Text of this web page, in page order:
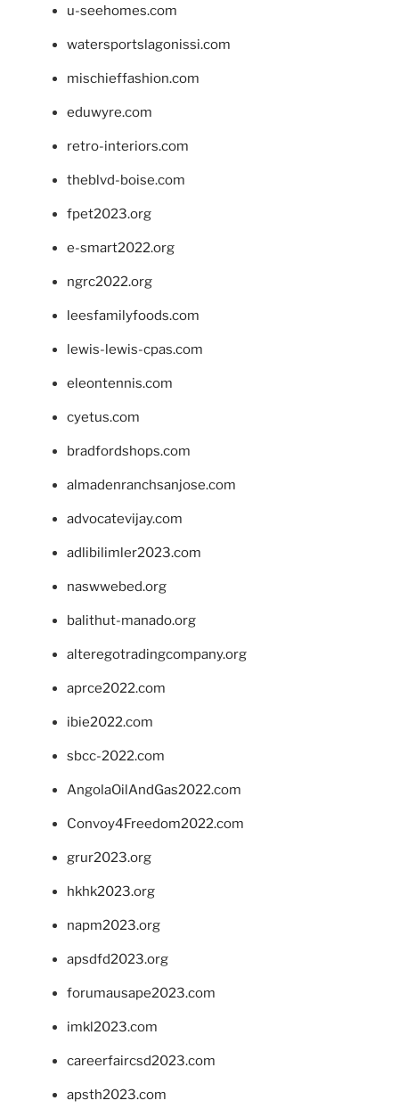
u-seehomes.com
watersportslagonissi.com
mischieffashion.com
eduwyre.com
retro-interiors.com
theblvd-boise.com
fpet2023.org
e-smart2022.org
ngrc2022.org
leesfamilyfoods.com
lewis-lewis-cpas.com
eleontennis.com
cyetus.com
bradfordshops.com
almadenranchsanjose.com
advocatevijay.com
adlibilimler2023.com
naswwebed.org
balithut-manado.org
alteregotradingcompany.org
aprce2022.com
ibie2022.com
sbcc-2022.com
AngolaOilAndGas2022.com
Convoy4Freedom2022.com
grur2023.org
hkhk2023.org
napm2023.org
apsdfd2023.org
forumausape2023.com
imkl2023.com
careerfaircsd2023.com
apsth2023.com